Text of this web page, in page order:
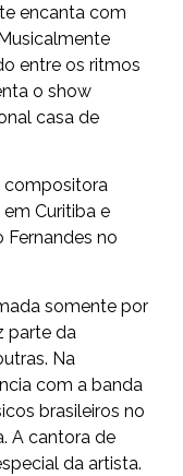
encanta com
entre os ritmos
o show
casa de
compositora
Curitiba e
no
somente por
parte da
Na
com a banda
brasileiros no
A cantora de
da artista.